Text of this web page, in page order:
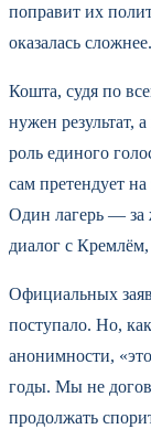
поправит их
оказалась сложнее.
Кошта, судя по
нужен результат,
роль единого
сам претендует
Один лагерь —
диалог с
Официальных
поступало. Но,
анонимности,
годы. Мы не
продолжать